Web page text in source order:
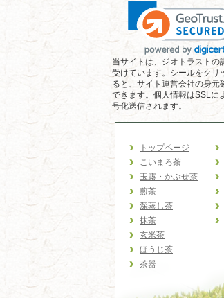
当サイトは、ジオトラストの
受けています。シールをクリ
ると、サイト運営会社の身元
できます。個人情報はSSLに
号化送信されます。
トップページ
こいまろ茶
玉露・かぶせ茶
煎茶
深蒸し茶
抹茶
玄米茶
ほうじ茶
茶器